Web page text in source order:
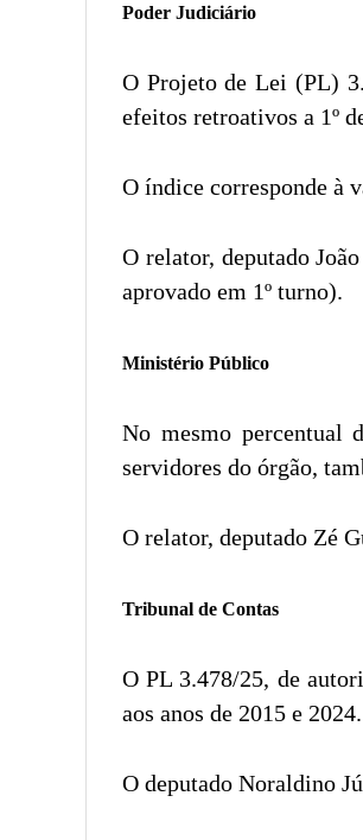
Poder Judiciário
O Projeto de Lei (PL)
efeitos retroativos a 1º
O índice corresponde à
O relator, deputado
aprovado em 1º turno).
Ministério Público
No mesmo percentual
servidores do órgão,
O relator, deputado Zé
Tribunal de Contas
O PL 3.478/25, de
aos anos de 2015 e 2024.
O deputado Noraldino